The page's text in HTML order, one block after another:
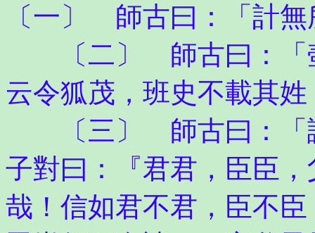
〔一〕 師古曰：「計無
〔二〕 師古曰：「壺
云令狐茂，班史不載其
〔三〕 師古曰：「論
子對曰：『君君，臣臣
哉！信如君不君，臣不